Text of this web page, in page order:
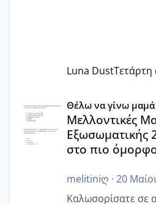
Luna DustΤετάρτη
Μελλοντικές Μανούλες
Θέλω να γίνω μαμά
Μελλοντικές
Εξωσωματικής
στο πιο όμορφο
melitiniღ · 20
Καλωσορίσατε σε